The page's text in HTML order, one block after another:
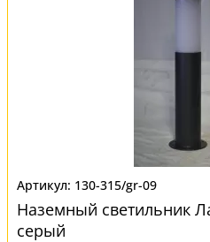
130-315/gr-09
Наземный светильник
серый